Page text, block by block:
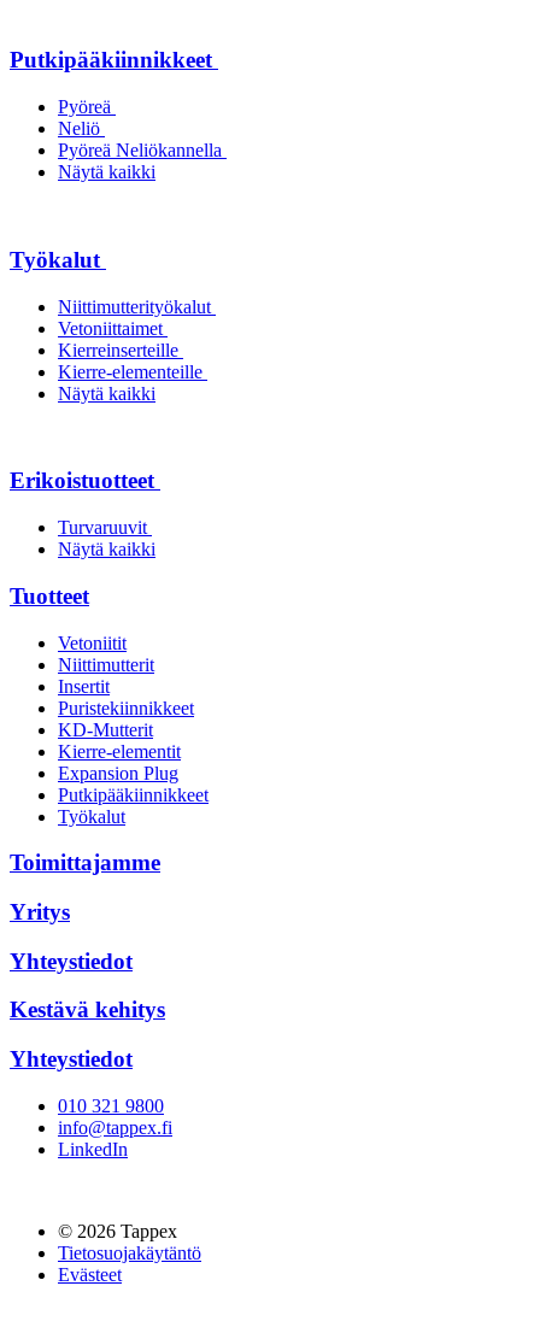
Putkipääkiinnikkeet
Pyöreä
Neliö
Pyöreä Neliökannella
Näytä kaikki
Työkalut
Niittimutterityökalut
Vetoniittaimet
Kierreinserteille
Kierre-elementeille
Näytä kaikki
Erikoistuotteet
Turvaruuvit
Näytä kaikki
Tuotteet
Vetoniitit
Niittimutterit
Insertit
Puristekiinnikkeet
KD-Mutterit
Kierre-elementit
Expansion Plug
Putkipääkiinnikkeet
Työkalut
Toimittajamme
Yritys
Yhteystiedot
Kestävä kehitys
Yhteystiedot
010 321 9800
info@tappex.fi
LinkedIn
© 2026 Tappex
Tietosuojakäytäntö
Evästeet